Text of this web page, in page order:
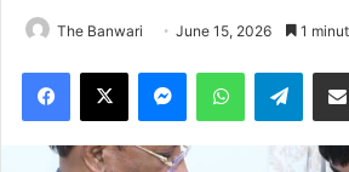
The Banwari June 15, 2026 1
Facebook
X MessengerWhatsApp